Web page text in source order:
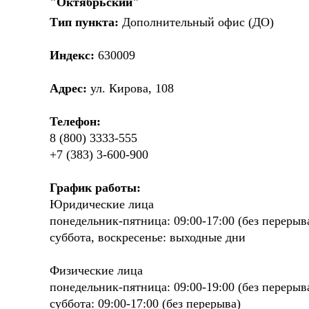
Тип пункта: Дополнительный офис (ДО)
Индекс: 630009
Адрес: ул. Кирова, 108
Телефон:
8 (800) 3333-555
+7 (383) 3-600-900
График работы:
Юридические лица
понедельник-пятница: 09:00-17:00 (без
суббота, воскресенье: выходные дни
Физические лица
понедельник-пятница: 09:00-19:00 (без
суббота: 09:00-17:00 (без перерыва)